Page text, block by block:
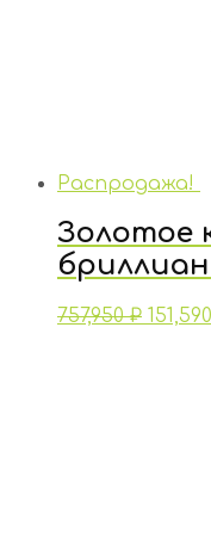
Распродажа!
Золотое
757,950₽ 151,590